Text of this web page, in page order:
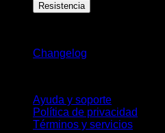
Resistencia
Changelog
Ayuda y soporte
Política de privacidad
Términos y servicios